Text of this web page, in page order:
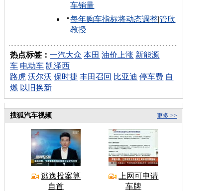
车销量
每年购车指标将动态调整|管欣
教授
热点标签：一汽大众 本田 油价上涨 新能源
车 电动车 凯泽西
路虎 沃尔沃 保时捷 丰田召回 比亚迪 停车费 自
燃 以旧换新
更多 >>
搜狐汽车视频
逃逸投案算
自首
上网可申请
车牌